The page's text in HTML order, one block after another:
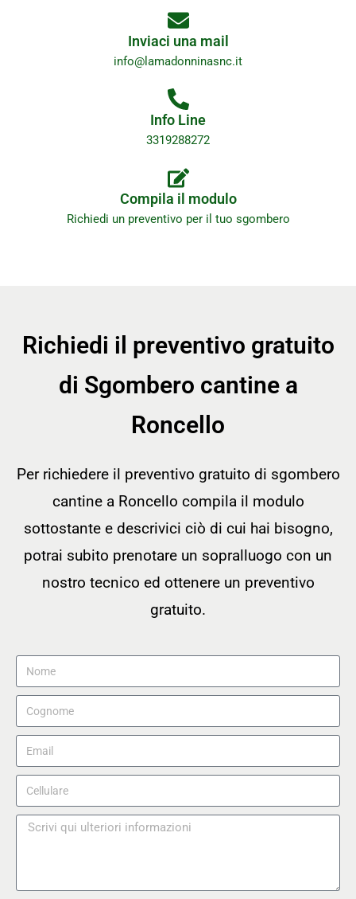
Inviaci una mail
info@lamadonninasnc.it
Info Line
3319288272
Compila il modulo
Richiedi un preventivo per il tuo sgombero
Richiedi il preventivo gratuito
di Sgombero cantine a
Roncello
Per richiedere il preventivo gratuito di sgombero
cantine a Roncello compila il modulo
sottostante e descrivici ciò di cui hai bisogno,
potrai subito prenotare un sopralluogo con un
nostro tecnico ed ottenere un preventivo
gratuito.